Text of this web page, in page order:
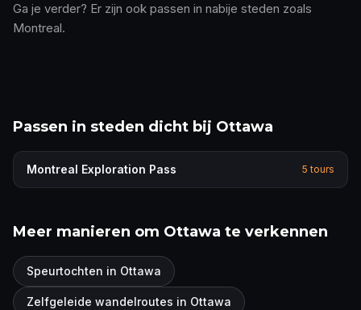
Ga je verder? Er zijn ook passen in nabije steden zoals
Montreal.
Passen in steden dicht bij Ottawa
Montreal Exploration Pass 5 tours
Meer manieren om Ottawa te verkennen
Speurtochten in Ottawa
Zelfgeleide wandelroutes in Ottawa